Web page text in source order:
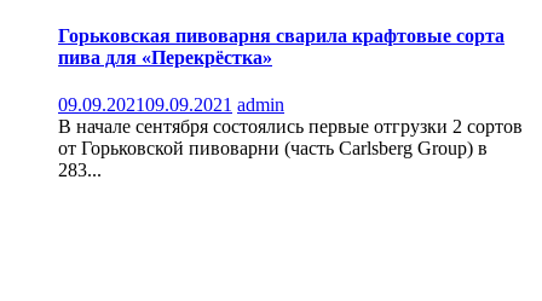
Горьковская пивоварня сварила крафтовые сорта
пива для «Перекрёстка»
09.09.202109.09.2021 admin
В начале сентября состоялись первые отгрузки 2 сортов
от Горьковской пивоварни (часть Carlsberg Group) в
283...